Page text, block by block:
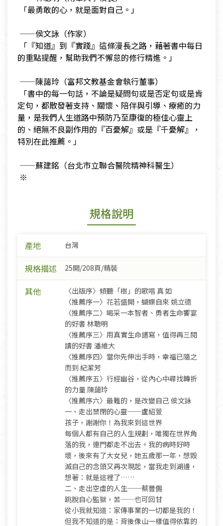
​ 「最勇敢的心，就是面對自己。」
​ ——侯文詠（作家）
​ 「『知道』到『實踐』這條漫長之路，藉著書中每日
的重點提醒，幫助我們不懈怠的修行精進。」
​ ——陳藹玲（富邦文教基金會執行董事）
​ 「書中的每一句話，不論是疑問句或是否定句或是肯
定句，都散發著支持、關懷、陪伴與引導、療癒的力
量，是我們人生道路中預防乃至康復的極佳心靈上
的、絕無不良副作用的『百憂解』或是『千憂解』，
特別在此推薦。」
​ ——蘇建銘（台北市立聯合醫院精神科醫生）
​ ※
規格說明
產地 台灣
規格描述 25開/208頁/精裝
其他
〈出版序〉傾聽「樹」的歌唱 真 如
〈推薦序一〉花若盛開，蝴蝶自來 姚立德
〈推薦序二〉喝采一本智者、勇者生命饗宴
的好書 林聰明
〈推薦序三〉用真實生命譜寫，值得再三閱
讀的好書 潘維大
〈推薦序四〉當你先伸出手時，幸福已隨之
而到 紀潔芳
〈推薦序五〉行經幽谷，從內心中尋找轉折
的力量 陳藹玲
〈推薦序六〉最難的，是改變自己 侯文詠
一、走出禁閉的心靈──盧紹萱
孩子，謝謝你！為我來到這世界
每個人都有自己的人生規劃，唯獨在世界角
落的我，連門都走不出去。我的病時好時
壞，後來有了大女兒，她五歲那一年，想毀
滅自己的念頭又再次現起，當我走到湖邊，
想著：就是這裡了……
二、走出空虛的人生──蔡豐儩
跳脫自心監獄，苦——也可回甘
從小我就知道：家傳事業的一切都是我的！
但我不知道的是：背後像山一樣值得依靠的